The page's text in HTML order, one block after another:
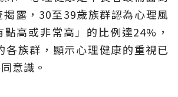
露，30至39歲族群認為心理風
高或非常高」的比例達24%，
各族群，顯示心理健康的重視已
意識。